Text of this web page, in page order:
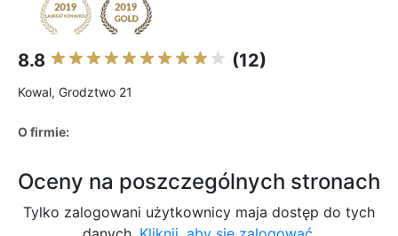
8.8 (12)
Kowal, Grodztwo 21
O firmie:
Oceny na poszczególnych stronach
Tylko zalogowani użytkownicy maja dostęp do tych